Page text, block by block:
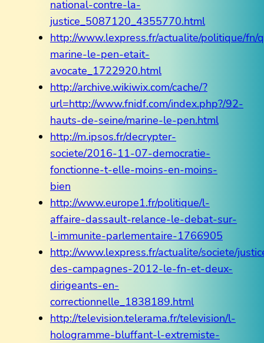
national-contre-la-
justice_5087120_4355770.html
http://www.lexpress.fr/actualite/politique/fn/
marine-le-pen-etait-
avocate_1722920.html
http://archive.wikiwix.com/cache/?
url=http://www.fnidf.com/index.php?/92-
hauts-de-seine/marine-le-pen.html
http://m.ipsos.fr/decrypter-
societe/2016-11-07-democratie-
fonctionne-t-elle-moins-en-moins-
bien
http://www.europe1.fr/politique/l-
affaire-dassault-relance-le-debat-sur-
l-immunite-parlementaire-1766905
http://www.lexpress.fr/actualite/societe/
des-campagnes-2012-le-fn-et-deux-
dirigeants-en-
correctionnelle_1838189.html
http://television.telerama.fr/television/l-
hologramme-bluffant-l-extremiste-